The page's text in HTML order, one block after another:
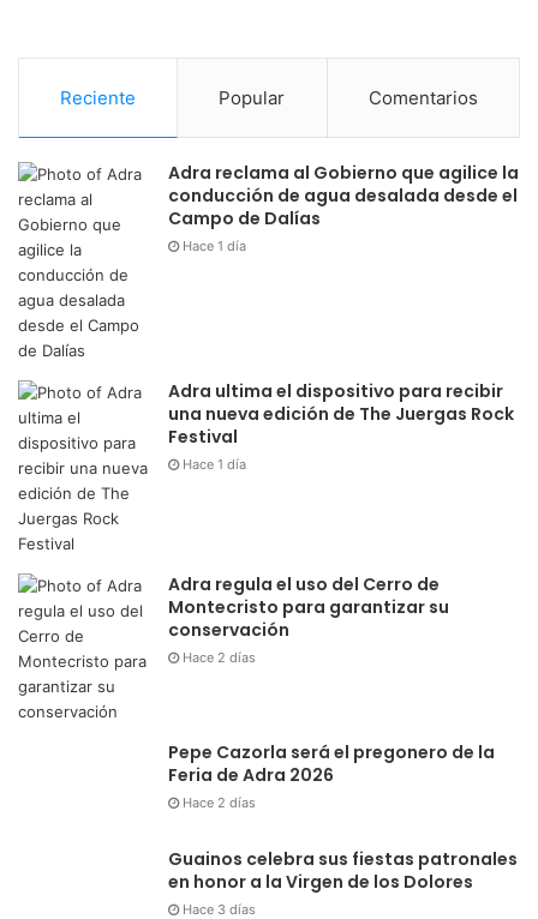
Reciente Popular Comentarios
Adra reclama al Gobierno que agilice la
conducción de agua desalada desde el
Campo de Dalías
Hace 1 día
Adra ultima el dispositivo para recibir
una nueva edición de The Juergas Rock
Festival
Hace 1 día
Adra regula el uso del Cerro de
Montecristo para garantizar su
conservación
Hace 2 días
Pepe Cazorla será el pregonero de la
Feria de Adra 2026
Hace 2 días
Guainos celebra sus fiestas patronales
en honor a la Virgen de los Dolores
Hace 3 días